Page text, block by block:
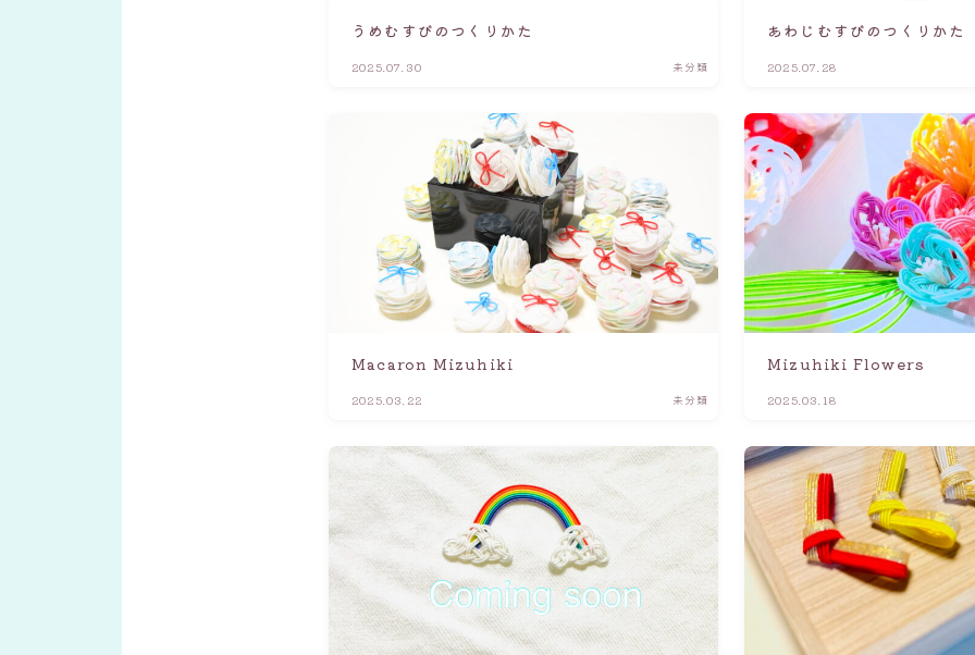
うめむすびのつくりかた
2025.07.30 未分類
あわじむすびのつくりかた
2025.07.28
Macaron Mizuhiki
2025.03.22 未分類
Mizuhiki Flowers
2025.03.18